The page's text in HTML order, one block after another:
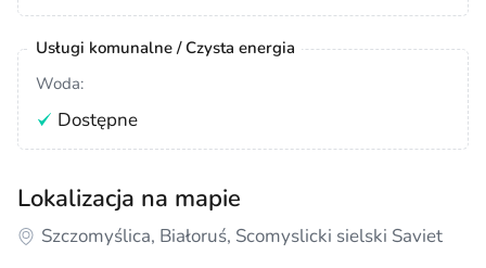
Usługi komunalne / Czysta energia
Woda:
Dostępne
Lokalizacja na mapie
Szczomyślica, Białoruś, Scomyslicki sielski Saviet